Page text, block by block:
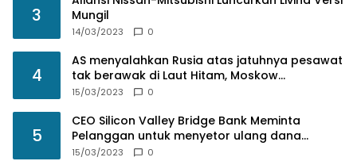
3
Mungil
14/03/2023 0
4
AS menyalahkan Rusia atas jatuhnya pesawat
tak berawak di Laut Hitam, Moskow
menyangkal
15/03/2023 0
5
CEO Silicon Valley Bridge Bank Meminta
Pelanggan untuk menyetor ulang dana
Mereka
15/03/2023 0